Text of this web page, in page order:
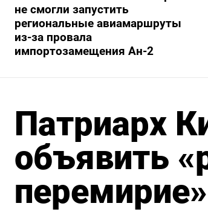
не смогли запустить
региональные авиамаршруты
из-за провала
импортозамещения Ан-2
Патриарх
объявить